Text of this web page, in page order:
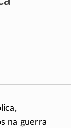
na guerra